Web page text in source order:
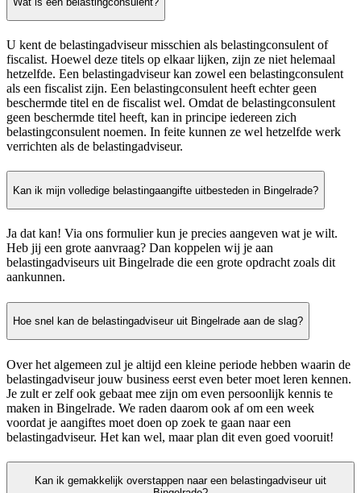
U kent de belastingadviseur misschien als belastingconsulent of
fiscalist. Hoewel deze titels op elkaar lijken, zijn ze niet helemaal
hetzelfde. Een belastingadviseur kan zowel een belastingconsulent
als een fiscalist zijn. Een belastingconsulent heeft echter geen
beschermde titel en de fiscalist wel. Omdat de belastingconsulent
geen beschermde titel heeft, kan in principe iedereen zich
belastingconsulent noemen. In feite kunnen ze wel hetzelfde werk
verrichten als de belastingadviseur.
Kan ik mijn volledige belastingaangifte uitbesteden in Bingelrade?
Ja dat kan! Via ons formulier kun je precies aangeven wat je wilt.
Heb jij een grote aanvraag? Dan koppelen wij je aan
belastingadviseurs uit Bingelrade die een grote opdracht zoals dit
aankunnen.
Hoe snel kan de belastingadviseur uit Bingelrade aan de slag?
Over het algemeen zul je altijd een kleine periode hebben waarin de
belastingadviseur jouw business eerst even beter moet leren kennen.
Je zult er zelf ook gebaat mee zijn om even persoonlijk kennis te
maken in Bingelrade. We raden daarom ook af om een week
voordat je aangiftes moet doen op zoek te gaan naar een
belastingadviseur. Het kan wel, maar plan dit even goed vooruit!
Kan ik gemakkelijk overstappen naar een belastingadviseur uit